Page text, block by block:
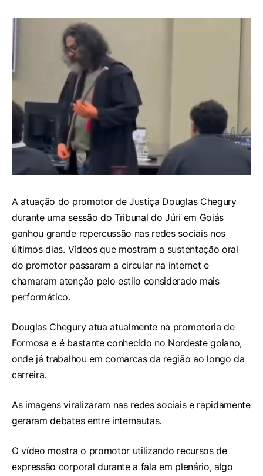
A atuação do promotor de Justiça Douglas Chegury
durante uma sessão do Tribunal do Júri em Goiás
ganhou grande repercussão nas redes sociais nos
últimos dias. Vídeos que mostram a sustentação oral
do promotor passaram a circular na internet e
chamaram atenção pelo estilo considerado mais
performático.
Douglas Chegury atua atualmente na promotoria de
Formosa e é bastante conhecido no Nordeste goiano,
onde já trabalhou em comarcas da região ao longo da
carreira.
As imagens viralizaram nas redes sociais e rapidamente
geraram debates entre internautas.
O vídeo mostra o promotor utilizando recursos de
expressão corporal durante a fala em plenário, algo